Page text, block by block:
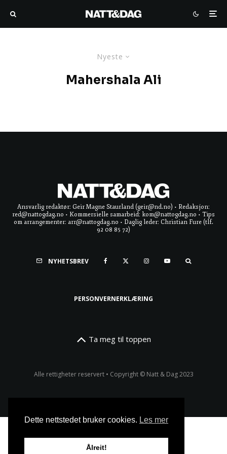
Nyeste
Mahershala Ali
Ansvarlig redaktør: Geir Magne Staurland (geir@nd.no) • Redaksjon:
red@nattogdag.no • Kommersielle samarbeid: kom@nattogdag.no • Tips
om arrangementer: arr@nattogdag.no • Daglig leder: Christian Fure (tlf.
92 08 85 72)
NYHETSBREV
PERSONVERNERKLÆRING
Ta meg til toppen
Alle rettigheter reservert • Copyright © Natt & Dag 2023
Dette nettstedet bruker cookies. Les mer
Ålreit!